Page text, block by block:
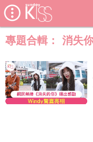
專題合輯： 消失